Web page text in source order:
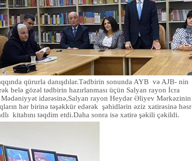
qürurla danışdılar.Tədbirin sonunda AYB və AJB- nin
belə gözəl tədbirin hazırlanması üçün Salyan rayon İcra
idarəsinə,Salyan rayon Heydər Əliyev Mərkəzinin
hər birinə təşəkkür edərək şəhidlərin əziz xatirəsinə həsr
təqdim etdi.Daha sonra isə xatirə şəkili çəkildi.